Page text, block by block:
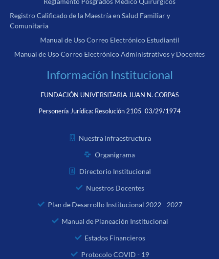
Registro Calificado de la Maestría en Salud Familiar y
Comunitaria
Manual de Uso Correo Electrónico Estudiantil
Manual de Uso Correo Electrónico Administrativos y Docentes
Información Institucional
FUNDACIÓN UNIVERSITARIA JUAN N. CORPAS
Personería Jurídica: Resolución 2105 03/29/1974
Nuestra Infraestructura
Organigrama
Directorio Institucional
Nuestros Docentes
Plan de Desarrollo Institucional 2022 - 2027
Manual de Planeación Institucional
Estados Financieros
Protocolo COVID - 19